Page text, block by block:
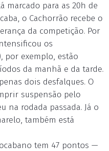
marcado para as 20h de
o Cachorrão recebe o
da competição. Por
os
por exemplo, estão
da manhã e da tarde.
dois desfalques. O
suspensão pelo
na rodada passada. Já o
também está
tem 47 pontos —